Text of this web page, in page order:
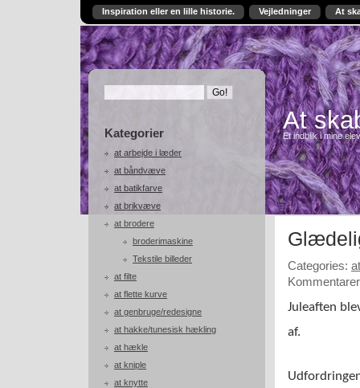
Inspiration eller en lille historie. Vejledninger At
Kategorier
at arbejde i læder
at båndvæve
at batikfarve
at brikvæve
at brodere
broderimaskine
Tekstile billeder
at filte
at flette kurve
at genbruge/redesigne
at hakke/tunesisk hækling
at hækle
at kniple
at knytte
At
Et indblik i mine
Categories:
Juleaften
af.